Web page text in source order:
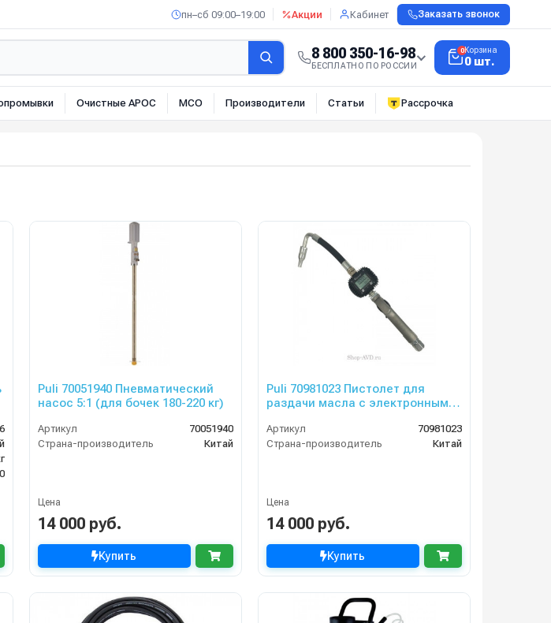
пн–сб 09:00–19:00 Акции Кабинет Заказать звонок
8 800 350-16-98
БЕСПЛАТНО ПО РОССИИ
0Корзина
0 шт.
Очистные АРОС МСО Производители Статьи Рассрочка
Puli 70051940 Пневматический
насос 5:1 (для бочек 180-220 кг)
Артикул
70051940
Страна-производитель
Китай
Цена
14 000 руб.
Купить
Puli 70981023 Пистолет для
раздачи масла с электронным
Артикул
70981023
Страна-производитель
Китай
Цена
14 000 руб.
Купить